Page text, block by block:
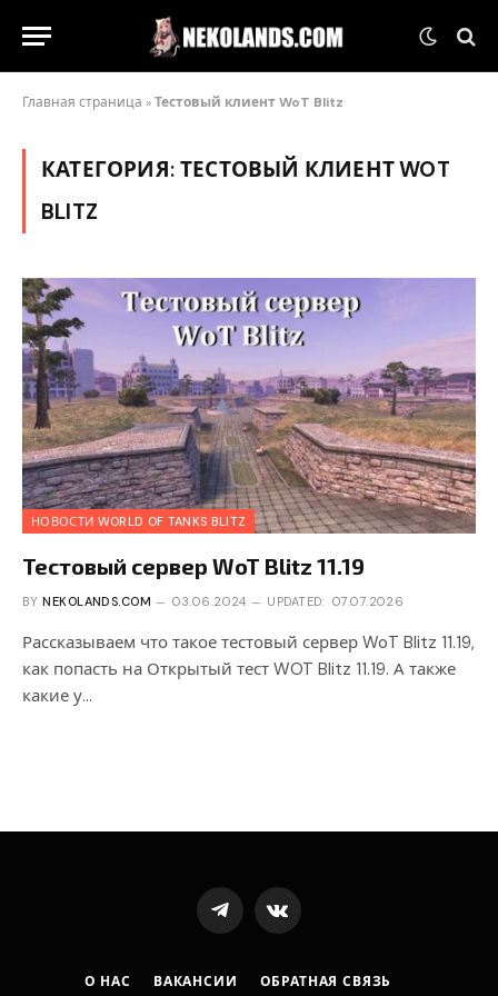
Главная страница »Тестовый клиент WoT Blitz
КАТЕГОРИЯ:ТЕСТОВЫЙ КЛИЕНТ WOT
BLITZ
НОВОСТИ WORLD OF TANKS BLITZ
Тестовый сервер WoT Blitz 11.19
BY NEKOLANDS.COM 03.06.2024 UPDATED: 07.07.2026
Рассказываем что такое тестовый сервер WoT Blitz 11.19,
как попасть на Открытый тест WOT Blitz 11.19. А также
какие у…
TelegramVKontakte
О НАС ВАКАНСИИ ОБРАТНАЯ СВЯЗЬ